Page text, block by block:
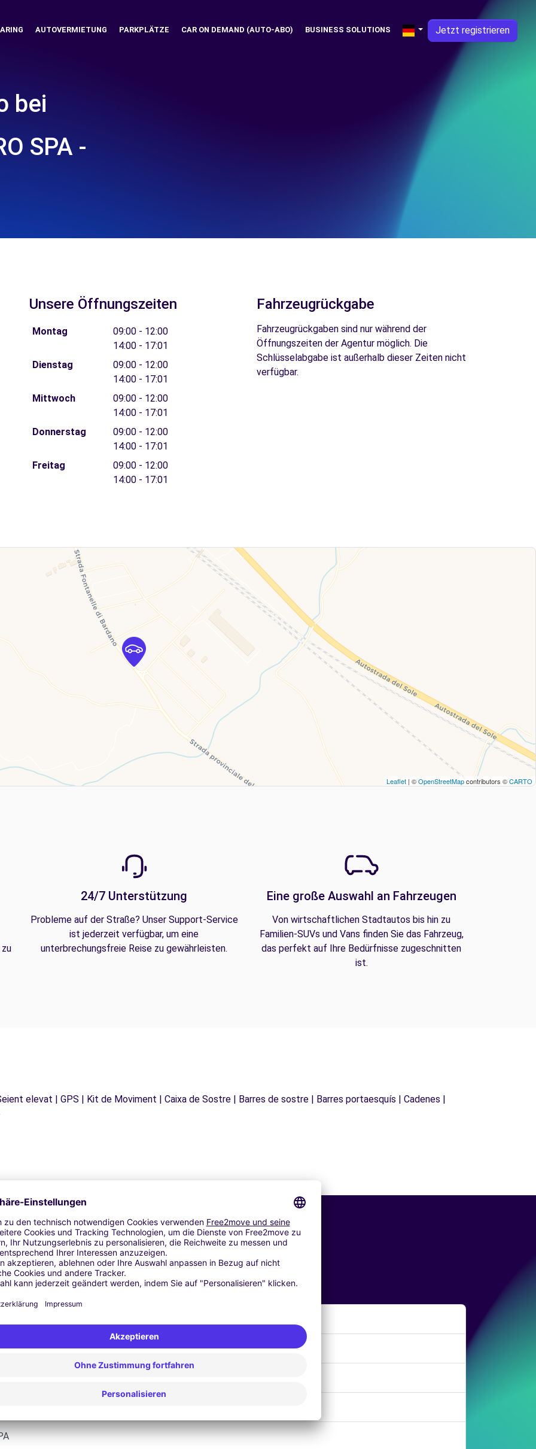
AUTOVERMIETUNG PARKPLÄTZE CAR ON DEMAND (AUTO-ABO) BUSINESS SOLUTIONS Jetzt registrieren
bei
SPA -
Unsere Öffnungszeiten
Montag
09:00 - 12:00
14:00 - 17:01
Dienstag
09:00 - 12:00
14:00 - 17:01
Mittwoch
09:00 - 12:00
14:00 - 17:01
Donnerstag
09:00 - 12:00
14:00 - 17:01
Freitag
09:00 - 12:00
14:00 - 17:01
Fahrzeugrückgabe
Fahrzeugrückgaben sind nur während der
Öffnungszeiten der Agentur möglich. Die
Schlüsselabgabe ist außerhalb dieser Zeiten nicht
verfügbar.
Leaflet | ©OpenStreetMapcontributors ©CARTO
24/7 Unterstützung
Probleme auf der Straße? Unser Support-Service
ist jederzeit verfügbar, um eine
unterbrechungsfreie Reise zu gewährleisten.
Eine große Auswahl an Fahrzeugen
Von wirtschaftlichen Stadtautos bis hin zu
Familien-SUVs und Vans finden Sie das Fahrzeug,
das perfekt auf Ihre Bedürfnisse zugeschnitten
ist.
elevat | GPS | Kit de Moviment | Caixa de Sostre | Barres de sostre | Barres portaesquís | Cadenes |
Ähnliche Agenturen